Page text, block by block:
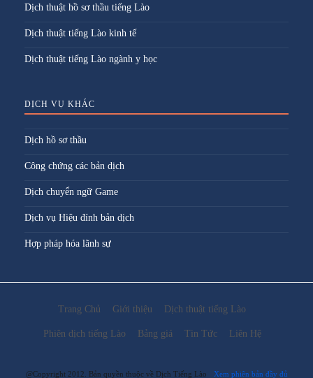
Dịch thuật hồ sơ thầu tiếng Lào
Dịch thuật tiếng Lào kinh tế
Dịch thuật tiếng Lào ngành y học
DỊCH VỤ KHÁC
Dịch hồ sơ thầu
Công chứng các bản dịch
Dịch chuyển ngữ Game
Dịch vụ Hiệu đính bản dịch
Hợp pháp hóa lãnh sự
Trang Chủ Giới thiệu Dịch thuật tiếng Lào
Phiên dịch tiếng Lào Bảng giá Tin Tức Liên Hệ
@Copyright 2012. Bản quyền thuộc về Dịch Tiếng Lào Xem phiên bản đầy đủ